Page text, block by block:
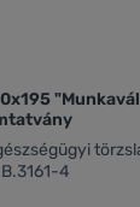
4